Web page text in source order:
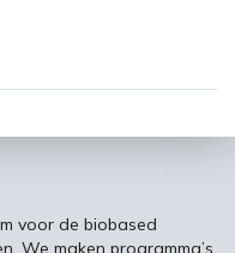
voor de biobased
We maken programma’s